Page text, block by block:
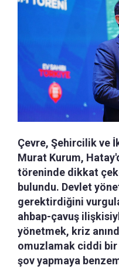
Çevre, Şehircilik ve
Murat Kurum,
töreninde dikkat
bulundu. Devlet
gerektirdiğini
ahbap-çavuş
yönetmek, kriz
omuzlamak ciddi
şov yapmaya